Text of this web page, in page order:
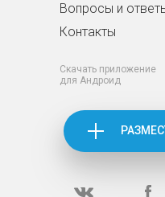
Вопросы и
Контакты
Скачать приложение
для Андроид